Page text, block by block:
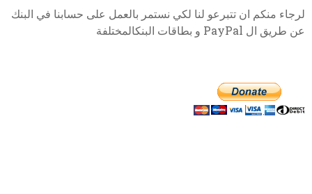
لرجاء منكم ان تتبرعو لنا لكي نستمر بالعمل على حسابنا في البنك
عن طريق ال PayPal و بطاقات البنكالمختلفة